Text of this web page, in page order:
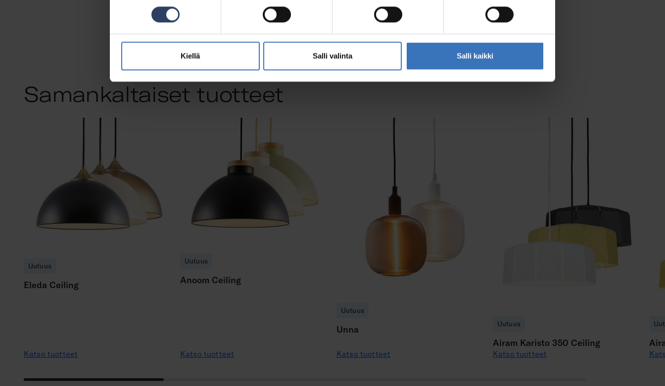
Kiellä Salli valinta Salli kaikki
Samankaltaiset tuotteet
Uutuus
Eleda Ceiling
Katso tuotteet
Uutuus
Anoom Ceiling
Katso tuotteet
Uutuus
Unna
Katso tuotteet
Uutuus
Airam Karisto 350 Ceiling
Katso tuotteet